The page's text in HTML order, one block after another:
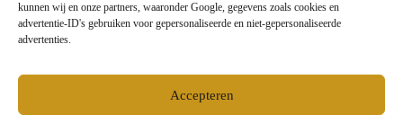
kunnen wij en onze partners, waaronder Google, gegevens zoals cookies en
advertentie-ID's gebruiken voor gepersonaliseerde en niet-gepersonaliseerde
advertenties.
Accepteren
Algemene voorwaarden
Retourneren
Privacy
Contact